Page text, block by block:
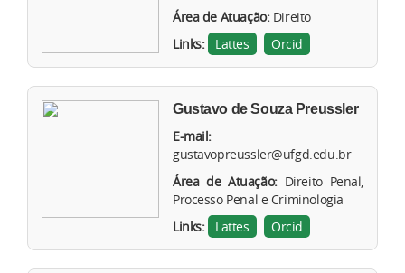
Área de Atuação: Direito
Links:
Lattes Orcid
Gustavo de Souza Preussler
E-mail:
gustavopreussler@ufgd.edu.br
Área de Atuação: Direito Penal,
Processo Penal e Criminologia
Links:
Lattes Orcid